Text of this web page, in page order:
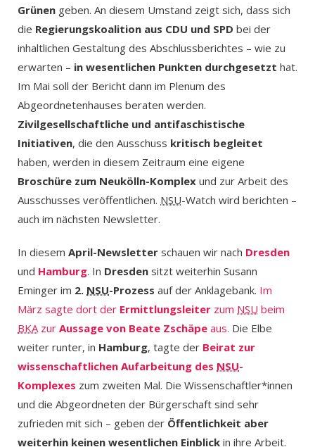
Grünen geben. An diesem Umstand zeigt sich, dass sich
die Regierungskoalition aus CDU und SPD bei der
inhaltlichen Gestaltung des Abschlussberichtes – wie zu
erwarten – in wesentlichen Punkten durchgesetzt hat.
Im Mai soll der Bericht dann im Plenum des
Abgeordnetenhauses beraten werden.
Zivilgesellschaftliche und antifaschistische
Initiativen, die den Ausschuss kritisch begleitet
haben, werden in diesem Zeitraum eine eigene
Broschüre zum Neukölln-Komplex und zur Arbeit des
Ausschusses veröffentlichen. NSU-Watch wird berichten –
auch im nächsten Newsletter.
In diesem April-Newsletter schauen wir nach Dresden
und Hamburg. In Dresden sitzt weiterhin Susann
Eminger im 2. NSU-Prozess auf der Anklagebank. Im
März sagte dort der Ermittlungsleiter zum NSU beim
BKA zur Aussage von Beate Zschäpe aus. Die Elbe
weiter runter, in Hamburg, tagte der Beirat zur
wissenschaftlichen Aufarbeitung des NSU-
Komplexes zum zweiten Mal. Die Wissenschaftler*innen
und die Abgeordneten der Bürgerschaft sind sehr
zufrieden mit sich – geben der Öffentlichkeit aber
weiterhin keinen wesentlichen Einblick in ihre Arbeit.